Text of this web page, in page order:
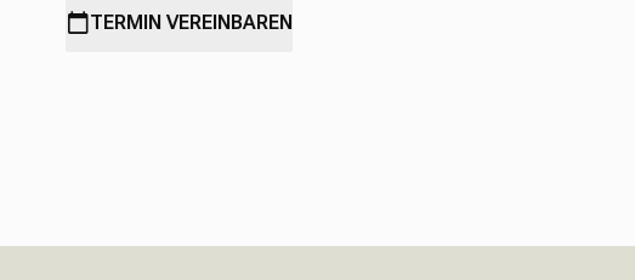
89231 Neu-Ulm
TERMIN VEREINBAREN